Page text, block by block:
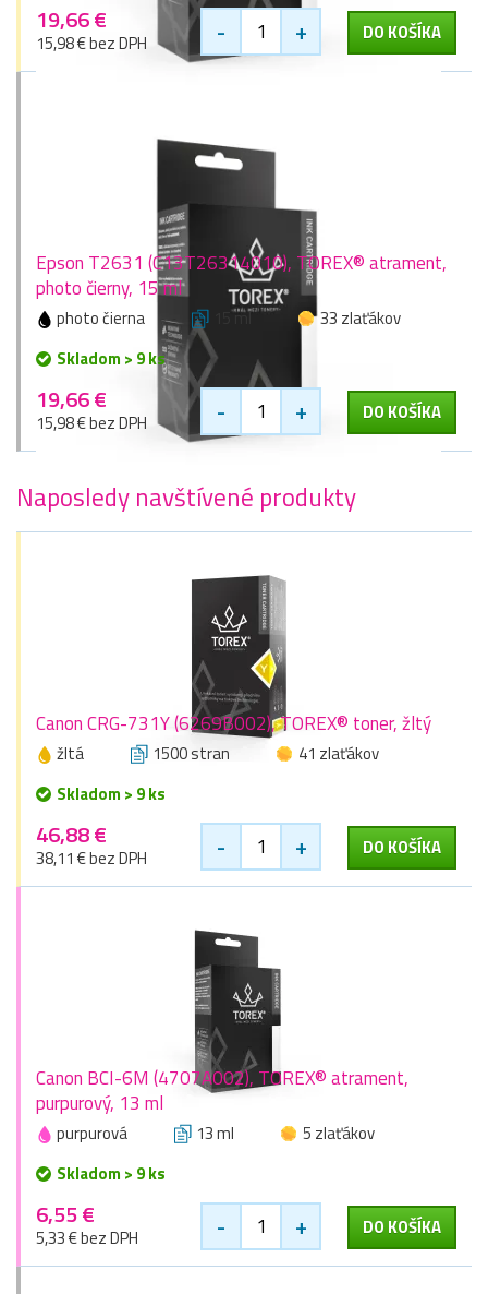
19,66 €
15,98 € bez DPH - + DO KOŠÍKA
Epson T2631 (C13T26314010), TOREX® atrament,
photo čierny, 15 ml
photo čierna 15 ml
33 zlaťákov
Skladom > 9 ks
19,66 €
15,98 € bez DPH - + DO KOŠÍKA
Naposledy navštívené produkty
Canon CRG-731Y (6269B002), TOREX® toner, žltý
žltá 1500 stran
41 zlaťákov
Skladom > 9 ks
46,88 €
38,11 € bez DPH - + DO KOŠÍKA
Canon BCI-6M (4707A002), TOREX® atrament,
purpurový, 13 ml
purpurová 13 ml
5 zlaťákov
Skladom > 9 ks
6,55 €
5,33 € bez DPH - + DO KOŠÍKA